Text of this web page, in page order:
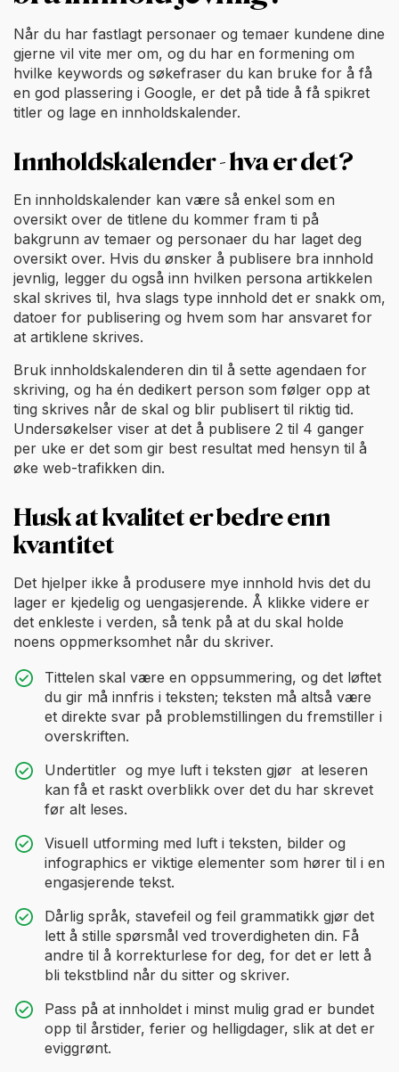
Når du har fastlagt personaer og temaer kundene dine
gjerne vil vite mer om, og du har en formening om
hvilke keywords og søkefraser du kan bruke for å få
en god plassering i Google, er det på tide å få spikret
titler og lage en innholdskalender.
Innholdskalender - hva er det?
En innholdskalender kan være så enkel som en
oversikt over de titlene du kommer fram ti på
bakgrunn av temaer og personaer du har laget deg
oversikt over. Hvis du ønsker å publisere bra innhold
jevnlig, legger du også inn hvilken persona artikkelen
skal skrives til, hva slags type innhold det er snakk om,
datoer for publisering og hvem som har ansvaret for
at artiklene skrives.
Bruk innholdskalenderen din til å sette agendaen for
skriving, og ha én dedikert person som følger opp at
ting skrives når de skal og blir publisert til riktig tid.
Undersøkelser viser at det å publisere 2 til 4 ganger
per uke er det som gir best resultat med hensyn til å
øke web-trafikken din.
Husk at kvalitet er bedre enn
kvantitet
Det hjelper ikke å produsere mye innhold hvis det du
lager er kjedelig og uengasjerende. Å klikke videre er
det enkleste i verden, så tenk på at du skal holde
noens oppmerksomhet når du skriver.
Tittelen skal være en oppsummering, og det løftet
du gir må innfris i teksten; teksten må altså være
et direkte svar på problemstillingen du fremstiller i
overskriften.
Undertitler og mye luft i teksten gjør at leseren
kan få et raskt overblikk over det du har skrevet
før alt leses.
Visuell utforming med luft i teksten, bilder og
infographics er viktige elementer som hører til i en
engasjerende tekst.
Dårlig språk, stavefeil og feil grammatikk gjør det
lett å stille spørsmål ved troverdigheten din. Få
andre til å korrekturlese for deg, for det er lett å
bli tekstblind når du sitter og skriver.
Pass på at innholdet i minst mulig grad er bundet
opp til årstider, ferier og helligdager, slik at det er
eviggrønt.